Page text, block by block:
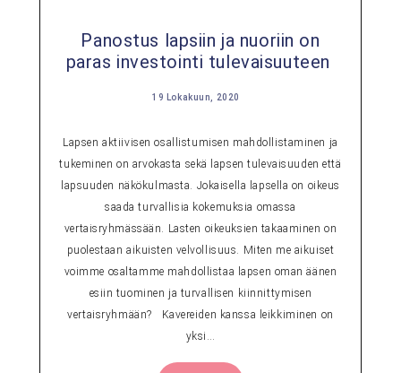
Panostus lapsiin ja nuoriin on
paras investointi tulevaisuuteen
19 Lokakuun, 2020
Lapsen aktiivisen osallistumisen mahdollistaminen ja
tukeminen on arvokasta sekä lapsen tulevaisuuden että
lapsuuden näkökulmasta. Jokaisella lapsella on oikeus
saada turvallisia kokemuksia omassa
vertaisryhmässään. Lasten oikeuksien takaaminen on
puolestaan aikuisten velvollisuus. Miten me aikuiset
voimme osaltamme mahdollistaa lapsen oman äänen
esiin tuominen ja turvallisen kiinnittymisen
vertaisryhmään? Kavereiden kanssa leikkiminen on
yksi…